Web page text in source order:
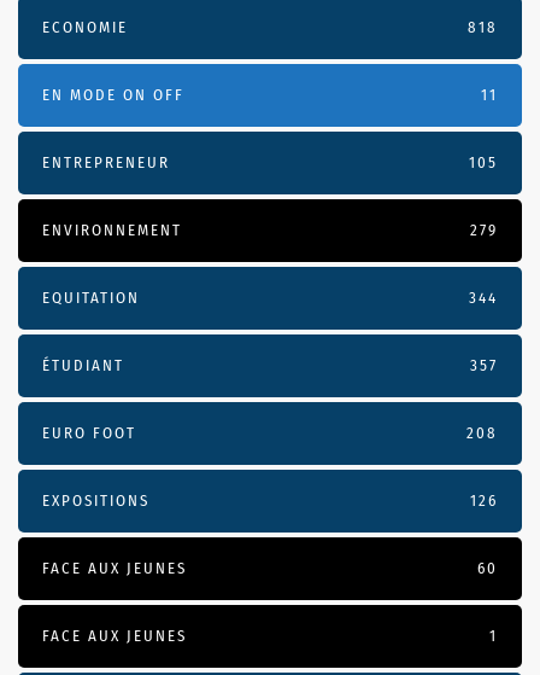
ECONOMIE 818
EN MODE ON OFF 11
ENTREPRENEUR 105
ENVIRONNEMENT 279
EQUITATION 344
ÉTUDIANT 357
EURO FOOT 208
EXPOSITIONS 126
FACE AUX JEUNES 60
FACE AUX JEUNES 1